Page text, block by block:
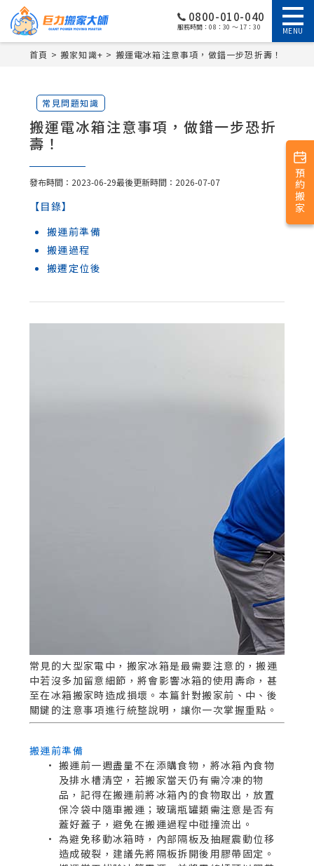
預約搬家
0800-010-040
服務時間：08：30 ～ 17：30 MENU
首頁 搬家知識+ 搬運電冰箱注意事項，做錯一步恐折壽！
常見問題知識
搬運電冰箱注意事項，做錯一步恐折
壽！
發布時間：2023-06-29最後更新時間：2026-07-07
【目錄】
搬運前準備
搬運過程
搬遷定位後
常見的大型家電中，搬家冰箱是最需要注意的，搬運
中若沒多加留意細節，將會影響冰箱的使用壽命，甚
至在冰箱搬家時造成損壞。本篇針對搬家前、中、後
關鍵的注意事項進行統整說明，讓你一次掌握重點。
搬運前準備
搬運前一週盡量不在添購食物，將冰箱內食物
及排水槽清空，若搬家當天仍有需冷凍的物
品，記得在搬運前將冰箱內的食物取出，放置
保冷袋中隨車搬運；玻璃瓶罐類需注意是否有
蓋好蓋子，避免在搬運過程中碰撞流出。
為避免移動冰箱時，內部隔板及抽屜震動位移
造成破裂，建議先將隔板拆開後用膠帶固定。